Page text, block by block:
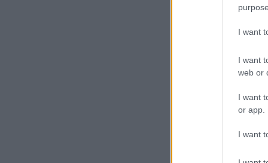
I want
I want
web or
I want
or app.
I want